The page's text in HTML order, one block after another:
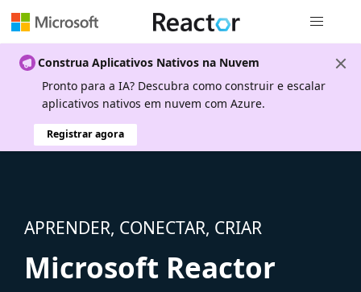
Construa Aplicativos Nativos na Nuvem
Pronto para a IA? Descubra como construir e escalar
aplicativos nativos em nuvem com Azure.
Registrar agora
APRENDER, CONECTAR, CRIAR
Microsoft Reactor